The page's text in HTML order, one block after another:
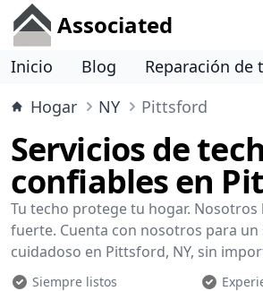
Associated
Inicio Blog
Reparación de
Hogar
NY Pittsford
Servicios de
confiables en
Tu techo protege tu hogar.
fuerte. Cuenta con nosotros para
cuidadoso en Pittsford, NY, sin
Siempre listos